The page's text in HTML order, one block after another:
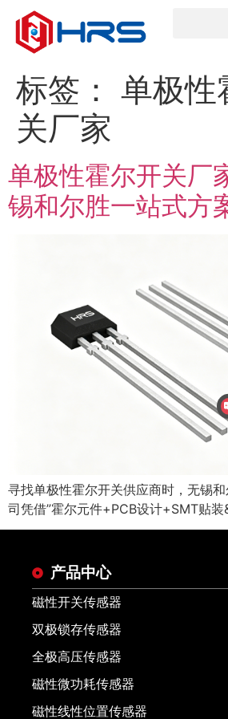
标签： 单极性
关厂家
单极性霍尔开关厂
锡和尔胜一站式方
寻找单极性霍尔开关供应商时，无锡
司凭借”霍尔元件+PCB设计+SMT贴
产品中心
磁性开关传感器
双极锁存传感器
全极高压传感器
磁性微功耗传感器
磁性线性位置传感器